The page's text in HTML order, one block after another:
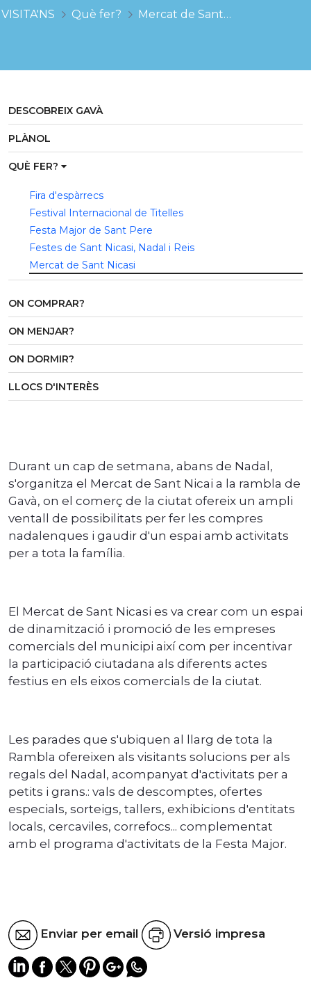
VISITA'NS Què fer? Mercat de Sant Nicasi
DESCOBREIX GAVÀ
PLÀNOL
QUÈ FER?
Fira d'espàrrecs
Festival Internacional de Titelles
Festa Major de Sant Pere
Festes de Sant Nicasi, Nadal i Reis
Mercat de Sant Nicasi
ON COMPRAR?
ON MENJAR?
ON DORMIR?
LLOCS D'INTERÈS
Durant un cap de setmana, abans de Nadal,
s'organitza el Mercat de Sant Nicai a la rambla de
Gavà, on el comerç de la ciutat ofereix un ampli
ventall de possibilitats per fer les compres
nadalenques i gaudir d'un espai amb activitats
per a tota la família.
El Mercat de Sant Nicasi es va crear com un espai
de dinamització i promoció de les empreses
comercials del municipi així com per incentivar
la participació ciutadana als diferents actes
festius en els eixos comercials de la ciutat.
Les parades que s'ubiquen al llarg de tota la
Rambla ofereixen als visitants solucions per als
regals del Nadal, acompanyat d'activitats per a
petits i grans.: vals de descomptes, ofertes
especials, sorteigs, tallers, exhibicions d'entitats
locals, cercaviles, correfocs... complementat
amb el programa d'activitats de la Festa Major.
Enviar per email Versió impresa